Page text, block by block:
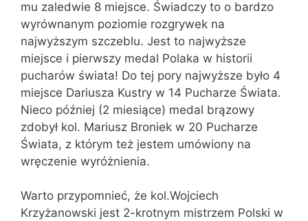
mu zaledwie 8 miejsce. Świadczy to o bardzo
wyrównanym poziomie rozgrywek na
najwyższym szczeblu. Jest to najwyższe
miejsce i pierwszy medal Polaka w historii
pucharów świata! Do tej pory najwyższe było 4
miejsce Dariusza Kustry w 14 Pucharze Świata.
Nieco później (2 miesiące) medal brązowy
zdobył kol. Mariusz Broniek w 20 Pucharze
Świata, z którym też jestem umówiony na
wręczenie wyróżnienia.
Warto przypomnieć, że kol.Wojciech
Krzyżanowski jest 2-krotnym mistrzem Polski w